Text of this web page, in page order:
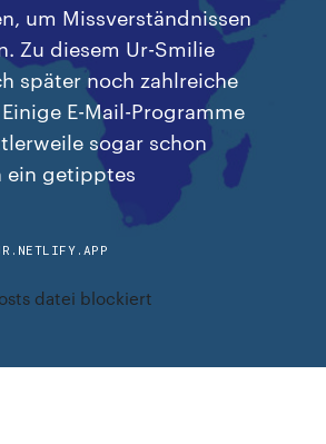
um Missverständnissen
Zu diesem Ur-Smilie
später noch zahlreiche
E-Mail-Programme
sogar schon
ein getipptes
datei blockiert